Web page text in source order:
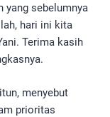
yang sebelumnya
hari ini kita
Terima kasih
menyebut
prioritas